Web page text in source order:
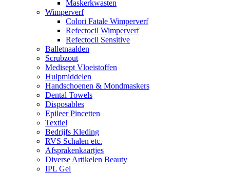
Maskerkwasten
Wimperverf
Colori Fatale Wimperverf
Refectocil Wimperverf
Refectocil Sensitive
Balletnaalden
Scrubzout
Medisept Vloeistoffen
Hulpmiddelen
Handschoenen & Mondmaskers
Dental Towels
Disposables
Epileer Pincetten
Textiel
Bedrijfs Kleding
RVS Schalen etc.
Afsprakenkaartjes
Diverse Artikelen Beauty
IPL Gel